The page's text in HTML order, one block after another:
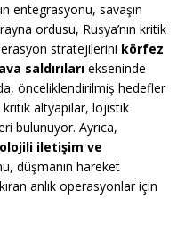
entegrasyonu, savaşın
ordusu, Rusya’nın kritik
stratejilerini körfez
saldırıları ekseninde
önceliklendirilmiş hedefler
kritik altyapılar, lojistik
bulunuyor. Ayrıca,
iletişim ve
düşmanın hareket
anlık operasyonlar için